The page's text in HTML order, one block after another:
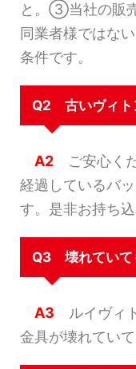
と。③当社の販
同業者様ではな
条件です。
Q2 古いヴィト
A2 ご安心く
経過しているバ
す。是非お持ち込
Q3 壊れていて
A3 ルイヴィ
金具が壊れてい